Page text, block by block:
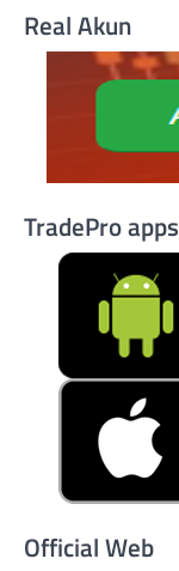
Real Akun
TradePro apps
Official Web